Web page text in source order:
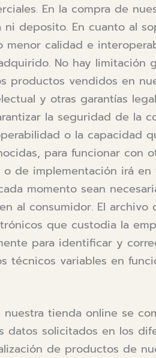
En la compra de
deposito. En cuanto al
menor calidad e
No hay limitación
productos vendidos en
y otras garantías
la seguridad de la
o la capacidad
para funcionar con
de implementación irá en
momento sean
al consumidor. El
que custodia la
para identificar y
técnicos variables en
tienda online se
datos solicitados en los
de productos de